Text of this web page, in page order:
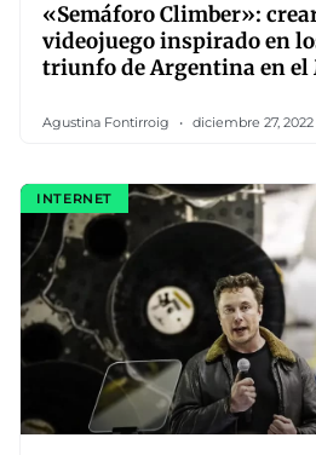
«Semáforo Climber»:
videojuego inspirado en
triunfo de Argentina en el
Agustina Fontirroig diciembre 27, 2022
INTERNET